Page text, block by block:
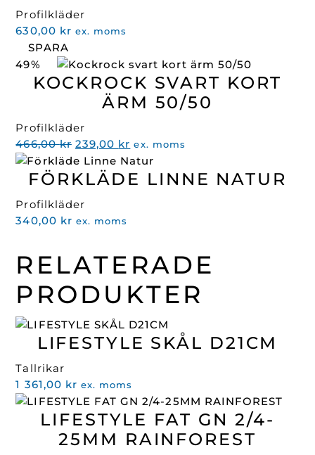
Profilkläder
630,00 kr ex. moms
SPARA
49%
KOCKROCK SVART KORT
ÄRM 50/50
Profilkläder
466,00kr Det
ursprungliga
priset
466,00 kr.
239,00 kr Det
nuvarande
priset
ex. moms
FÖRKLÄDE LINNE NATUR
Profilkläder
340,00 kr ex. moms
RELATERADE
PRODUKTER
LIFESTYLE SKÅL D21CM
Tallrikar
1 361,00 kr ex. moms
LIFESTYLE FAT GN 2/4-
25MM RAINFOREST